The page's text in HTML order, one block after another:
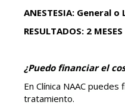
ANESTESIA: General o
RESULTADOS: 2 MESES
¿Puedo financiar el
En Clínica NAAC
tratamiento.